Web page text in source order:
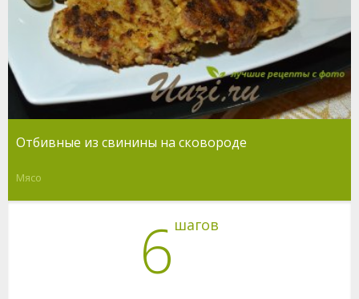
Отбивные из свинины на сковороде
Мясо
6 шагов